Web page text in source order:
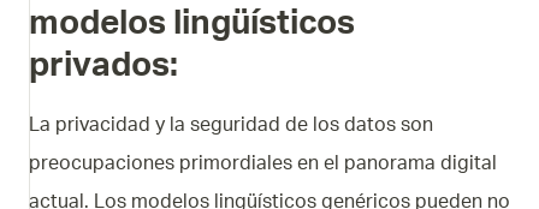
modelos lingüísticos
privados:
La privacidad y la seguridad de los datos son
preocupaciones primordiales en el panorama digital
actual. Los modelos lingüísticos genéricos pueden no